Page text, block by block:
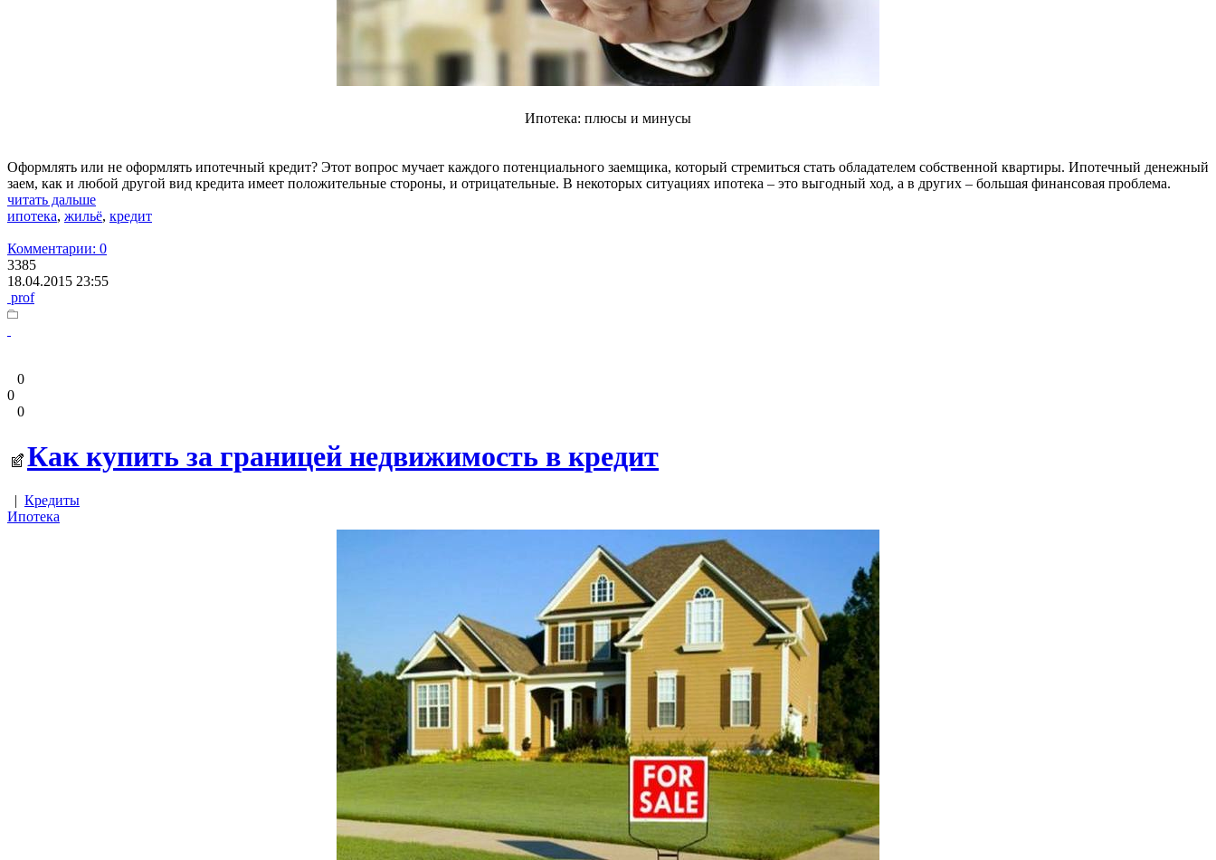
Ипотека: плюсы и минусы
Оформлять или не оформлять ипотечный кредит? Этот вопрос мучает каждого потенциального заемщика, который стремиться стать обладателем собственной квартиры. Ипотечный денежный
заем, как и любой другой вид кредита имеет положительные стороны, и отрицательные. В некоторых ситуациях ипотека – это выгодный ход, а в других – большая финансовая проблема.
читать дальше
ипотека, жильё, кредит
Комментарии: 0
3385
18.04.2015 23:55
prof
0
0
0
Как купить за границей недвижимость в кредит
| Кредиты
Ипотека